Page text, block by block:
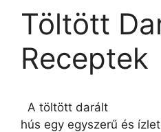
Töltött
Receptek
A töltött darált
hús egy egyszerű és